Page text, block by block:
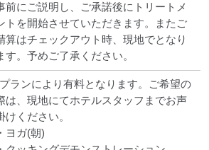
前にご説明し、ご承諾後にトリートメ
トを開始させていただきます。またご
算はチェックアウト時、現地でとなり
す。予めご了承ください。
ランにより有料となります。ご希望の
は、現地にてホテルスタッフまでお声
けください。
・ヨガ(朝)